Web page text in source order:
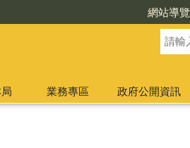
網站導覽
業務專區 政府公開資訊